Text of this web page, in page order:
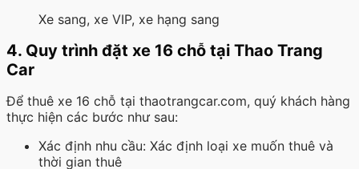
Xe sang, xe VIP, xe hạng sang
4. Quy trình đặt xe 16 chỗ tại Thao Trang
Car
Để thuê xe 16 chỗ tại thaotrangcar.com, quý khách hàng
thực hiện các bước như sau:
Xác định nhu cầu: Xác định loại xe muốn thuê và
thời gian thuê